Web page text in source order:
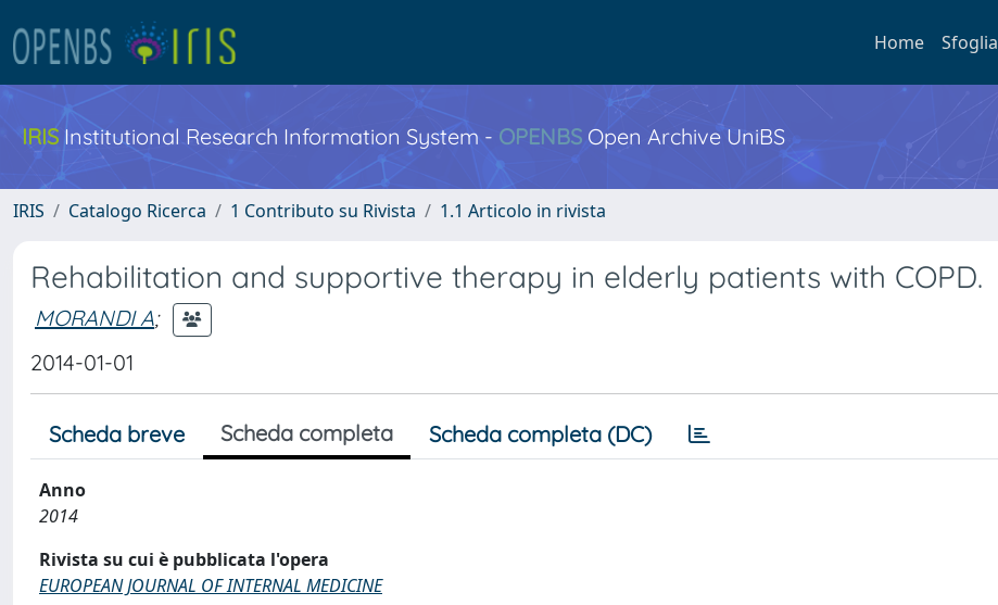
Home Sfoglia
IRIS Institutional Research Information System - OPENBS Open Archive UniBS
IRIS Catalogo Ricerca 1 Contributo su Rivista 1.1 Articolo in rivista
Rehabilitation and supportive therapy in elderly patients with COPD.
MORANDI A;
2014-01-01
Scheda breve Scheda completa Scheda completa (DC)
Anno
2014
Rivista su cui è pubblicata l'opera
EUROPEAN JOURNAL OF INTERNAL MEDICINE